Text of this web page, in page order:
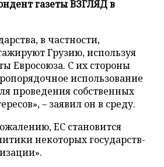
газеты ВЗГЛЯД в
в частности,
Грузию, используя
Евросоюза. С их стороны
использование
проведения собственных
– заявил он в среду.
ЕС становится
некоторых государств-